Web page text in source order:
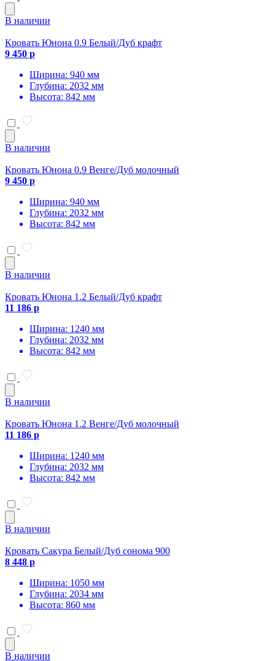
В наличии
Кровать Юнона 0.9 Белый/Дуб крафт
9 450 р
Ширина: 940 мм
Глубина: 2032 мм
Высота: 842 мм
В наличии
Кровать Юнона 0.9 Венге/Дуб молочный
9 450 р
Ширина: 940 мм
Глубина: 2032 мм
Высота: 842 мм
В наличии
Кровать Юнона 1.2 Белый/Дуб крафт
11 186 р
Ширина: 1240 мм
Глубина: 2032 мм
Высота: 842 мм
В наличии
Кровать Юнона 1.2 Венге/Дуб молочный
11 186 р
Ширина: 1240 мм
Глубина: 2032 мм
Высота: 842 мм
В наличии
Кровать Сакура Белый/Дуб сонома 900
8 448 р
Ширина: 1050 мм
Глубина: 2034 мм
Высота: 860 мм
В наличии